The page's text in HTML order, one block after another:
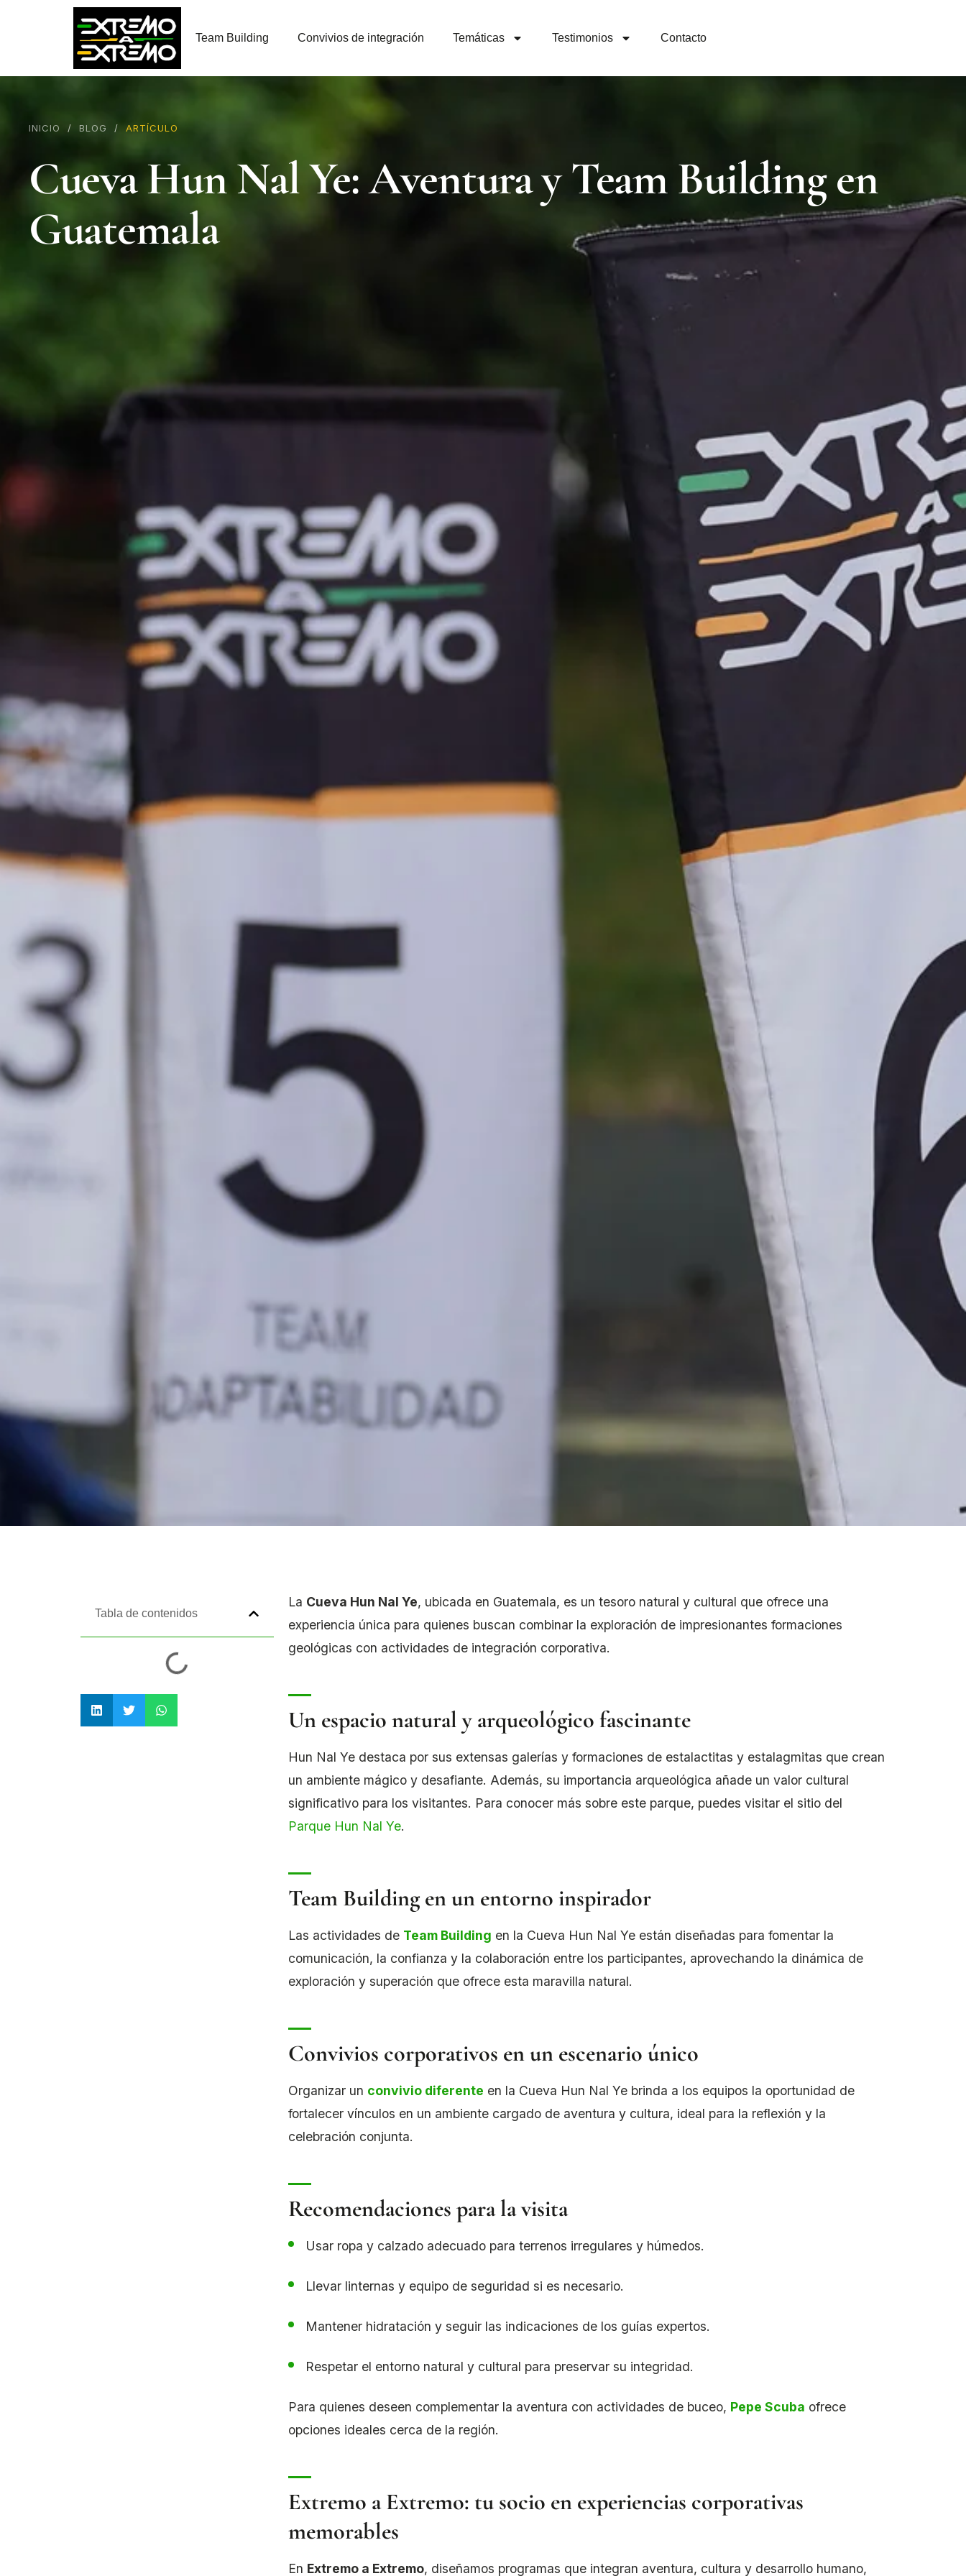
Team Building Convivios de integración Temáticas Testimonios Contacto
INICIO / BLOG / ARTÍCULO
Cueva Hun Nal Ye: Aventura y Team Building en
Guatemala
Tabla de contenidos
La Cueva Hun Nal Ye, ubicada en Guatemala, es un tesoro natural y cultural que ofrece una
experiencia única para quienes buscan combinar la exploración de impresionantes formaciones
geológicas con actividades de integración corporativa.
Un espacio natural y arqueológico fascinante
Hun Nal Ye destaca por sus extensas galerías y formaciones de estalactitas y estalagmitas que crean
un ambiente mágico y desafiante. Además, su importancia arqueológica añade un valor cultural
significativo para los visitantes. Para conocer más sobre este parque, puedes visitar el sitio del
Parque Hun Nal Ye.
Team Building en un entorno inspirador
Las actividades de Team Building en la Cueva Hun Nal Ye están diseñadas para fomentar la
comunicación, la confianza y la colaboración entre los participantes, aprovechando la dinámica de
exploración y superación que ofrece esta maravilla natural.
Convivios corporativos en un escenario único
Organizar un convivio diferente en la Cueva Hun Nal Ye brinda a los equipos la oportunidad de
fortalecer vínculos en un ambiente cargado de aventura y cultura, ideal para la reflexión y la
celebración conjunta.
Recomendaciones para la visita
Usar ropa y calzado adecuado para terrenos irregulares y húmedos.
Llevar linternas y equipo de seguridad si es necesario.
Mantener hidratación y seguir las indicaciones de los guías expertos.
Respetar el entorno natural y cultural para preservar su integridad.
Para quienes deseen complementar la aventura con actividades de buceo, Pepe Scuba ofrece
opciones ideales cerca de la región.
Extremo a Extremo: tu socio en experiencias corporativas
memorables
En Extremo a Extremo, diseñamos programas que integran aventura, cultura y desarrollo humano,